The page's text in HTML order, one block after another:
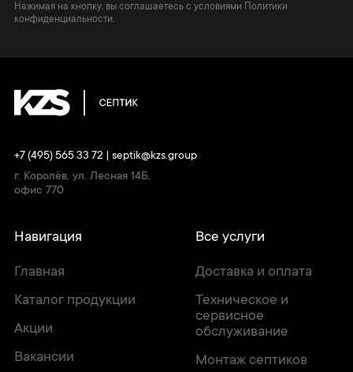
Нажимая на кнопку, вы соглашаетесь с условиями Политики
конфиденциальности.
+7 (495) 565 33 72
septik@kzs.group
г. Королёв, ул. Лесная 14Б,
офис 770
Навигация
Главная
Каталог продукции
Акции
Вакансии
Все услуги
Доставка и оплата
Техническое и
сервисное
обслуживание
Монтаж септиков